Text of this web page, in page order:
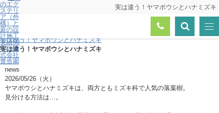
実は違う！ヤマボウシとハナミズキ
トップページ
ニュース一覧
実は違う！ヤマボウシとハナミズキ
実は違う！ヤマボウシとハナミズキ
news
2026/05/26（火）
ヤマボウシとハナミズキは、両方ともミズキ科で人気の落葉樹。
見分ける方法は…。